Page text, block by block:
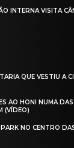
INTERNA VISITA
QUE VESTIU A
AO HONI NUMA
(VÍDEO)
NO CENTRO